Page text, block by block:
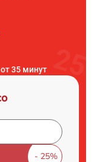
35 минут